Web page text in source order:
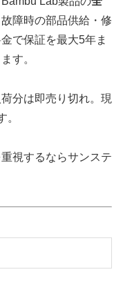
障時の部品供給・修
で保証を最大5年ま
す。
分は即売り切れ。現
。
視するならサンステ